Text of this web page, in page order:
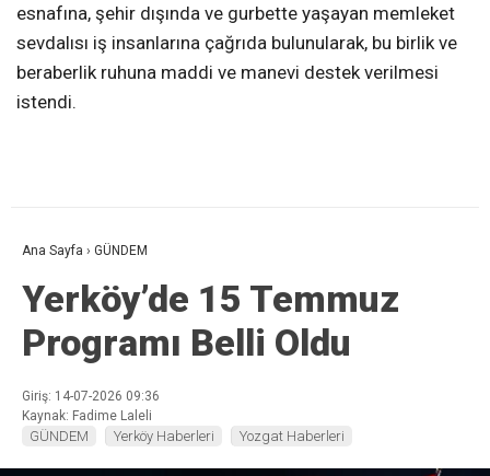
esnafına, şehir dışında ve gurbette yaşayan memleket
sevdalısı iş insanlarına çağrıda bulunularak, bu birlik ve
beraberlik ruhuna maddi ve manevi destek verilmesi
istendi.
Ana Sayfa › GÜNDEM
Yerköy’de 15 Temmuz
Programı Belli Oldu
Giriş: 14-07-2026 09:36
Kaynak: Fadime Laleli
GÜNDEM Yerköy Haberleri Yozgat Haberleri